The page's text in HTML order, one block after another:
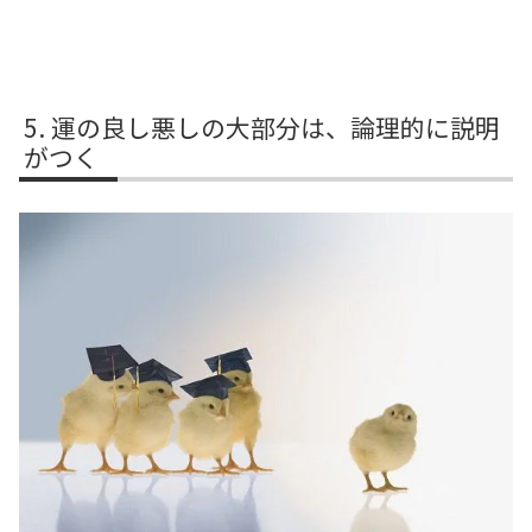
運の良し悪しの大部分は、論理的に説明
がつく